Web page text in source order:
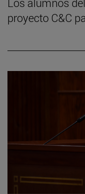
proyecto C&C